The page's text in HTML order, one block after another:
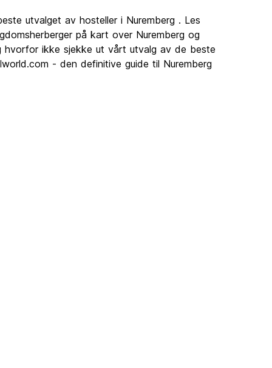
utvalget av hosteller i Nuremberg . Les
på kart over Nuremberg og
hvorfor ikke sjekke ut vårt utvalg av de beste
- den definitive guide til Nuremberg